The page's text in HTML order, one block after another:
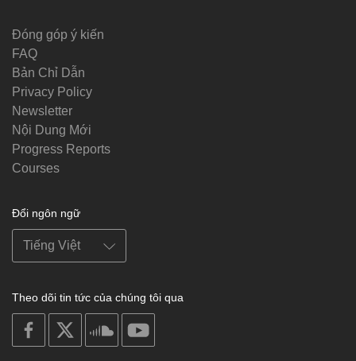
Đóng góp ý kiến
FAQ
Bản Chỉ Dẫn
Privacy Policy
Newsletter
Nội Dung Mới
Progress Reports
Courses
Đổi ngôn ngữ
Theo dõi tin tức của chúng tôi qua
on
facebook
soundcloud